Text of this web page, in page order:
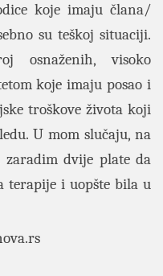
koje imaju člana/
su teškoj situaciji.
osnaženih, visoko
koje imaju posao i
troškove života koji
U mom slučaju, na
dvije plate da
terapije i uopšte bila u